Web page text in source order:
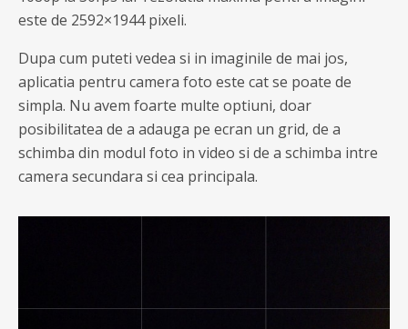
este de 2592×1944 pixeli.
Dupa cum puteti vedea si in imaginile de mai jos,
aplicatia pentru camera foto este cat se poate de
simpla. Nu avem foarte multe optiuni, doar
posibilitatea de a adauga pe ecran un grid, de a
schimba din modul foto in video si de a schimba intre
camera secundara si cea principala.